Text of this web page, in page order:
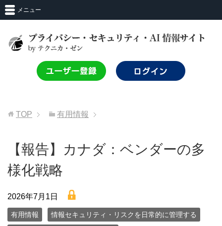
メニュー
TOP 有用情報
【報告】カナダ：ベンダーの多
様化戦略
2026年7月1日 lock
有用情報 情報セキュリティ・リスクを日常的に管理する